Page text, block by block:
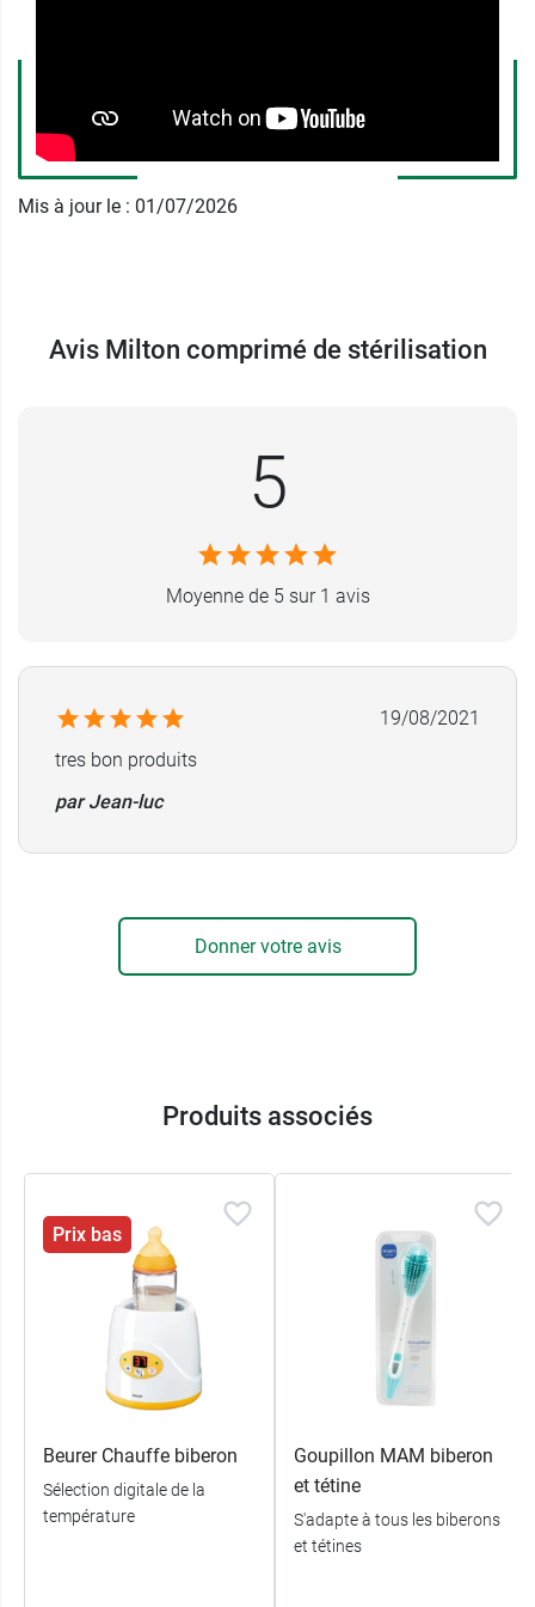
Caractéristiques des comprimés
de stérilisation Milton
Idéal en voyage.
d'allaitement, les pots de conservation du
réfrigérateur, poubelle, planche à découper,
tasse et boite en plastique, salle de bain,
Mis à jour le : 01/07/2026
Avis Milton comprimé de stérilisation
5
Moyenne de 5 sur 1 avis
19/08/2021
tres bon produits
par Jean-luc
Donner votre avis
Produits associés
Prix bas
Beurer Chauffe biberon
Sélection digitale de la
température
Goupillon MAM biberon
et tétine
S'adapte à tous les biberons
et tétines